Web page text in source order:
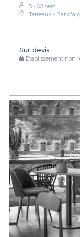
5 - 60 pers.
Terreaux - Bat
Sur devis
Établissement non